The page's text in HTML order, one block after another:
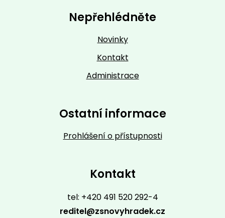
Nepřehlédněte
Novinky
Kontakt
Administrace
Ostatní informace
Prohlášení o přístupnosti
Kontakt
tel: +420 491 520 292-4
reditel@zsnovyhradek.cz